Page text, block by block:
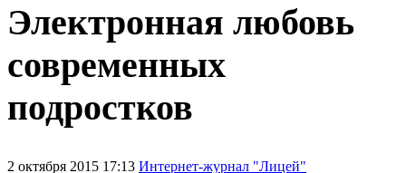
Электронная любовь
современных
подростков
2 октября 2015 17:13 Интернет-журнал "Лицей"